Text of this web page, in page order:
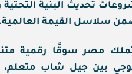
تحديث البنية التحتية
سلاسل القيمة
مصر سوقًا رقمية
بين جيل شاب